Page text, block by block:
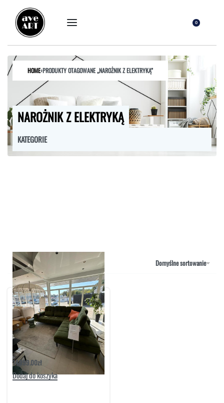
0
HOME›PRODUKTY OTAGOWANE „NAROŻNIK Z ELEKTRYKĄ”
NAROŻNIK Z ELEKTRYKĄ
KATEGORIE
PUFY
SOFY
STOLIKI
STOŁY
SZAFKI I KOMODY
Domyślne sortowanie
Narożnik Stella 297×219
14.999.00zł
Dodaj do koszyka